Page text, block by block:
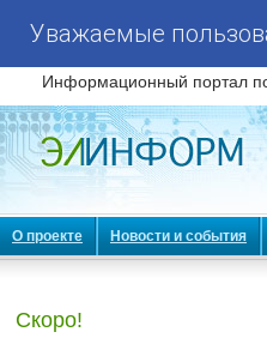
Уважаемые
Информационный портал по
О проекте Новости и события
Скоро!